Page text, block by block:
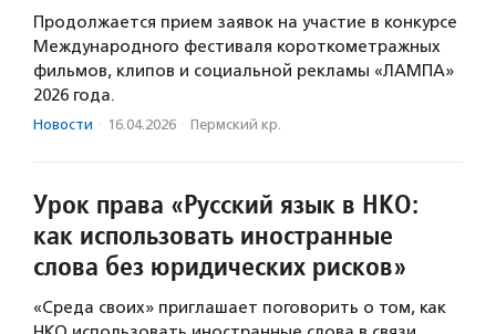
Продолжается прием заявок на участие в конкурсе
Международного фестиваля короткометражных
фильмов, клипов и социальной рекламы «ЛАМПА»
2026 года.
Новости · 16.04.2026 · Пермский кр.
Урок права «Русский язык в НКО:
как использовать иностранные
слова без юридических рисков»
«Среда своих» приглашает поговорить о том, как